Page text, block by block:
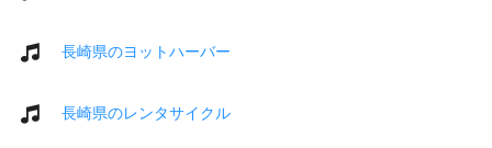
長崎県のヨットハーバー
長崎県のレンタサイクル